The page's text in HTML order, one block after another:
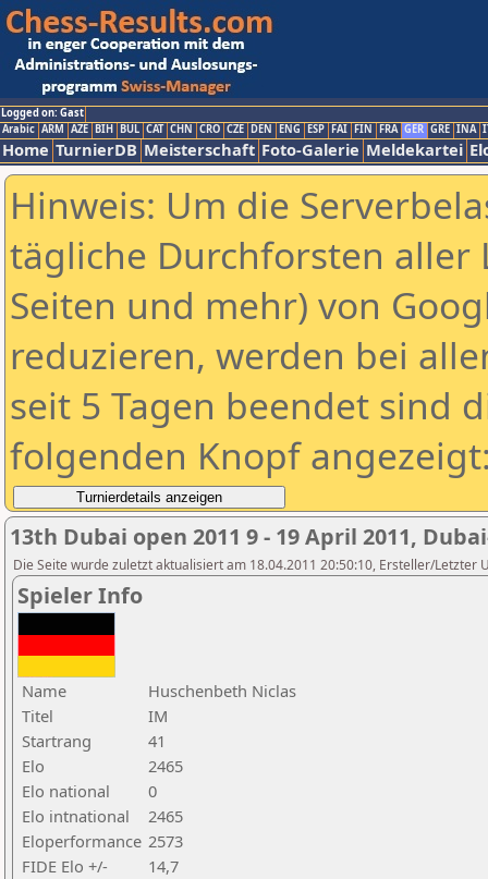
Logged on: Gast
Arabic ARM AZE BIH BUL CAT CHN CRO CZE DEN ENG ESP FAI FIN FRA GER GRE INA
Home TurnierDB Meisterschaft Foto-Galerie Meldekartei
Hinweis: Um die
tägliche Durchforsten aller
Seiten und mehr) von
reduzieren, werden bei
seit 5 Tagen beendet sind
folgenden Knopf
13th Dubai open 2011 9 - 19 April 2011,
Die Seite wurde zuletzt aktualisiert am 18.04.2011 20:50:10, Ersteller/Letzter
Spieler Info
Name
Huschenbeth Niclas
Titel
IM
Startrang
41
Elo
2465
Elo national
0
Elo intnational
2465
Eloperformance 2573
FIDE Elo +/-
14,7